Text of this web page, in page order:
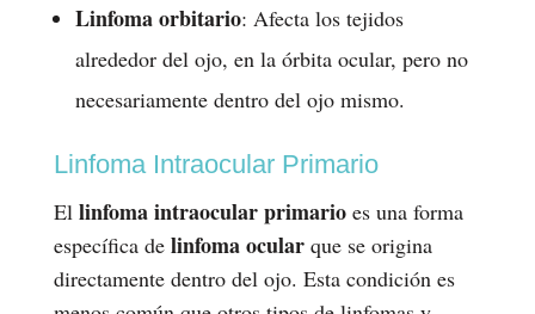
Linfoma orbitario: Afecta los tejidos
alrededor del ojo, en la órbita ocular, pero no
necesariamente dentro del ojo mismo.
Linfoma Intraocular Primario
El linfoma intraocular primarioes una forma
específica de linfoma ocularque se origina
directamente dentro del ojo. Esta condición es